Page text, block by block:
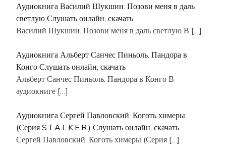
Аудиокнига Василий Шукшин. Позови меня в даль
светлую Слушать онлайн, скачать
Василий Шукшин. Позови меня в даль светлую В […]
Аудиокнига Альберт Санчес Пиньоль. Пандора в
Конго Слушать онлайн, скачать
Альберт Санчес Пиньоль. Пандора в Конго В
аудиокниге […]
Аудиокнига Сергей Павловский. Коготь химеры
(Серия S.T.A.L.K.E.R.) Слушать онлайн, скачать
Сергей Павловский. Коготь химеры (Серия […]